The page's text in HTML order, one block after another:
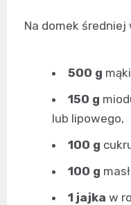
Na domek
500 g
150 g
lub lipowego,
100 g
100 g
1 jajka w